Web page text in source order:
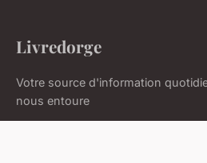
Livredorge
Votre source d'information
nous entoure